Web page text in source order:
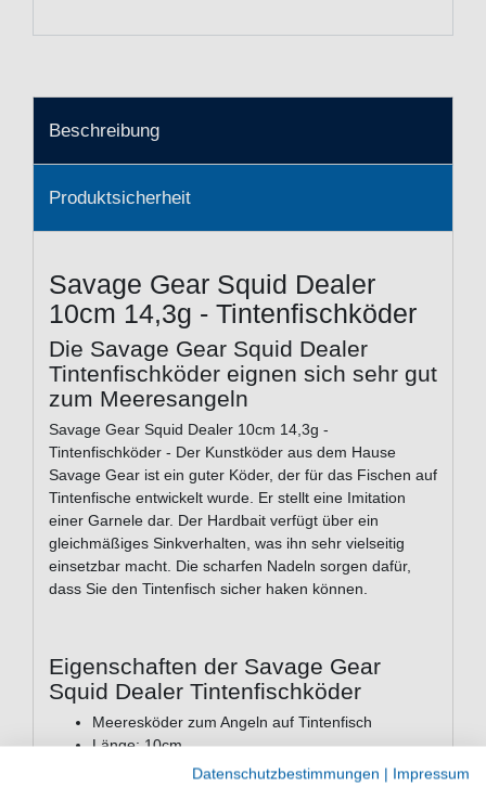
Beschreibung
Produktsicherheit
Savage Gear Squid Dealer
10cm 14,3g - Tintenfischköder
Die Savage Gear Squid Dealer
Tintenfischköder eignen sich sehr gut
zum Meeresangeln
Savage Gear Squid Dealer 10cm 14,3g -
Tintenfischköder - Der Kunstköder aus dem Hause
Savage Gear ist ein guter Köder, der für das Fischen auf
Tintenfische entwickelt wurde. Er stellt eine Imitation
einer Garnele dar. Der Hardbait verfügt über ein
gleichmäßiges Sinkverhalten, was ihn sehr vielseitig
einsetzbar macht. Die scharfen Nadeln sorgen dafür,
dass Sie den Tintenfisch sicher haken können.
Eigenschaften der Savage Gear
Squid Dealer Tintenfischköder
Meeresköder zum Angeln auf Tintenfisch
Länge: 10cm
Gewicht: 14,3gDatenschutzbestimmungen | Impressum